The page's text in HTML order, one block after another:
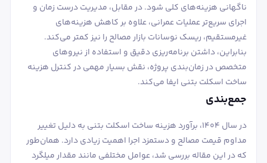
ناگهانی هزینه‌های کلی شود. در مقابل، مدیریت درست زمان و
اجرای سریع‌تر عملیات عمرانی، علاوه بر کاهش هزینه‌های
غیرمستقیم، ریسک نوسانات بازار مصالح را نیز کمتر می‌کند.
بنابراین، داشتن برنامه‌ریزی دقیق و استفاده از نیروهای
متخصص در زمان‌بندی پروژه، نقش بسیار مهمی در کنترل هزینه
ساخت اسکلت بتنی ایفا می‌کند.
جمع‌بندی
در سال ۱۴۰۴، برآورد هزینه ساخت اسکلت بتنی به دلیل تغییر
مداوم قیمت مصالح و دستمزد اجرا اهمیت زیادی دارد. همان‌طور
که در این مقاله بررسی شد، عوامل مختلفی مانند مقدار میلگرد